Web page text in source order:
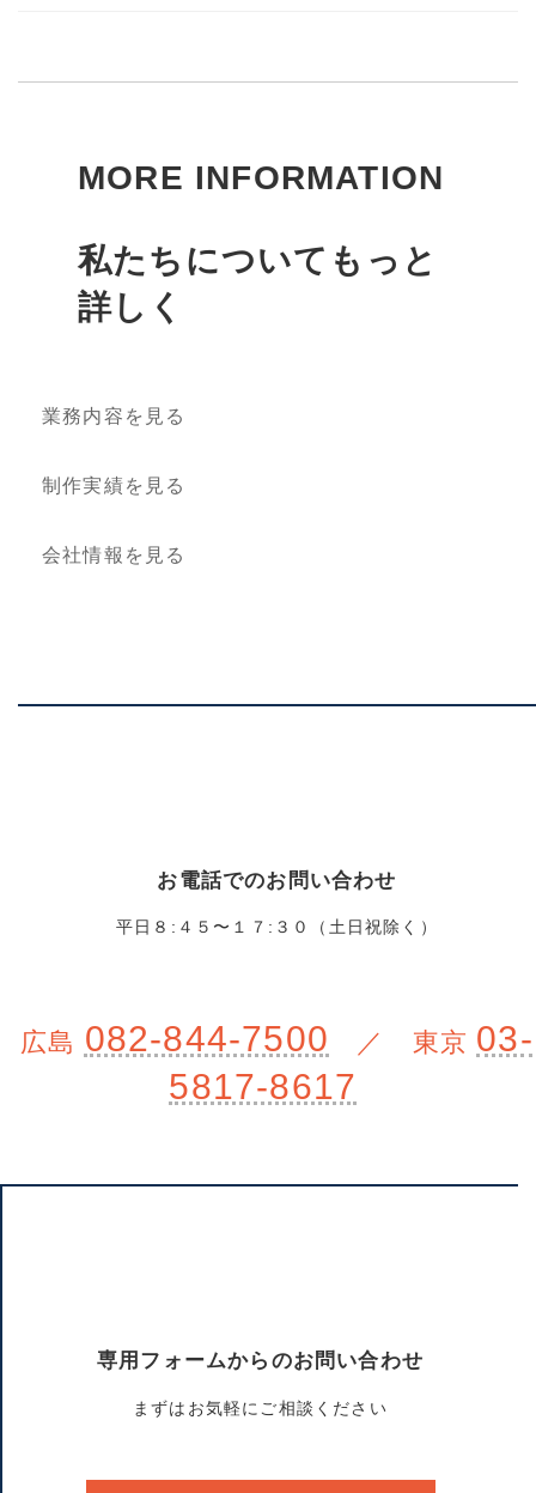
MORE INFORMATION
私たちについてもっと
詳しく
業務内容を見る
制作実績を見る
会社情報を見る
お電話でのお問い合わせ
平日８:４５〜１７:３０（土日祝除く）
広島 082-844-7500 ／ 東京 03-
5817-8617
専用フォームからのお問い合わせ
まずはお気軽にご相談ください